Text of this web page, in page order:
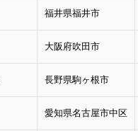
福井県福井市
大阪府吹田市
長野県駒ヶ根市
愛知県名古屋市中区